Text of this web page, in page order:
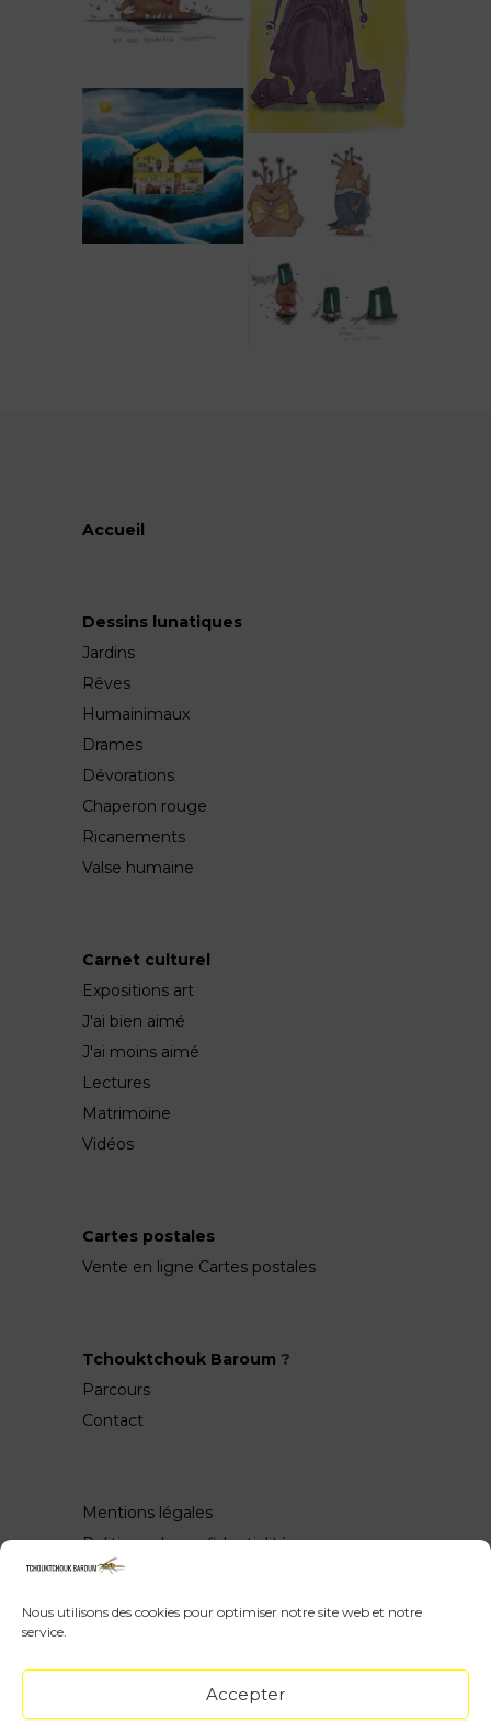
Nous utilisons des cookies pour optimiser notre site web et notre
service.
Accepter
Accueil
Dessins lunatiques
Jardins
Rêves
Humainimaux
Drames
Dévorations
Chaperon rouge
Ricanements
Valse humaine
Carnet culturel
Expositions art
J'ai bien aimé
J'ai moins aimé
Lectures
Matrimoine
Vidéos
Cartes postales
Vente en ligne Cartes postales
Tchouktchouk Baroum ?
Parcours
Contact
Mentions légales
Politique de confidentialité
Wow, vous avez scrollé jusquen bas ♥